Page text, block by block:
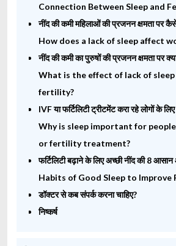
Connection Between Sleep and
नींद की कमी महिलाओं की प्रजनन क्षमता पर
How does a lack of sleep affect
नींद की कमी का पुरुषों की प्रजनन क्षमता पर
What is the effect of lack of sleep
fertility?
IVF या फर्टिलिटी ट्रीटमेंट करा रहे लोगों के
Why is sleep important for
or fertility treatment?
फर्टिलिटी बढ़ाने के लिए अच्छी नींद की 8
Habits of Good Sleep to
डॉक्टर से कब संपर्क करना चाहिए?
निष्कर्ष